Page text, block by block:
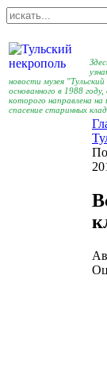
новости музея "Тульский
основанного в 1988
которого направлена на
спасение старинных